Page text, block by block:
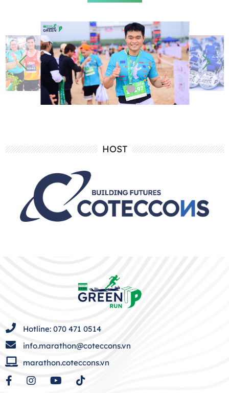
HOST
Hotline: 070 471 0514
info.marathon@coteccons.vn
marathon.coteccons.vn